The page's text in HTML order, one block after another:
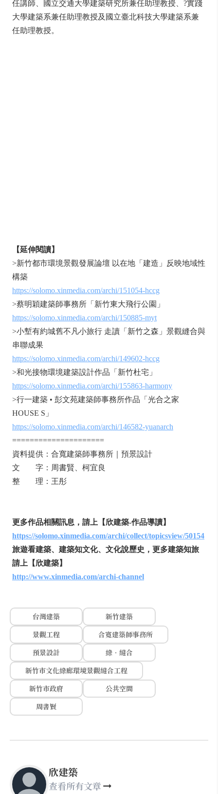
任講師、國立交通大學建築研究所兼任助理教授、?實踐
大學建築系兼任助理教授及國立臺北科技大學建築系兼
任助理教授。
【延伸閱讀】
>新竹都市環境景觀發展論壇 以在地「建造」反映地域性
構築
https://solomo.xinmedia.com/archi/151054-hccg
>蔡明穎建築師事務所「新竹東大飛行公園」
https://solomo.xinmedia.com/archi/150885-myt
>小塹有約城舊不凡小旅行 走讀「新竹之森」景觀縫合與
串聯成果
https://solomo.xinmedia.com/archi/149602-hccg
>和光接物環境建築設計作品「新竹杜宅」
https://solomo.xinmedia.com/archi/155863-harmony
>行一建築 • 彭文苑建築師事務所作品「光合之家
HOUSE S」
https://solomo.xinmedia.com/archi/146582-yuanarch
=====================
資料提供：合寬建築師事務所｜預景設計
文 字：周書賢、柯宜良
整 理：王彤
更多作品相關訊息，請上【欣建築-作品導讀】
https://solomo.xinmedia.com/archi/collect/topicsview/50154
旅遊看建築、建築知文化、文化說歷史，更多建築知旅
請上【欣建築】
http://www.xinmedia.com/archi-channel
台灣建築
新竹建築
景觀工程
合寬建築師事務所
預景設計
綠．縫合
新竹市文化綠廊環境景觀縫合工程
新竹市政府
公共空間
周書賢
欣建築
查看所有文章